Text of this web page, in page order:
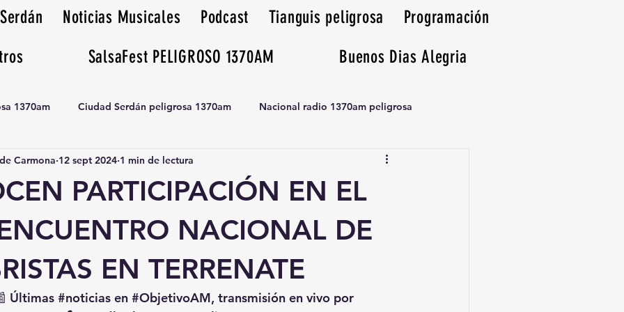
Noticias Musicales Podcast Tianguis peligrosa
Programación
SalsaFest PELIGROSO 1370AM Buenos Dias Alegria
1370am Ciudad Serdán peligrosa 1370am Nacional radio 1370am peligrosa
Tianguis peligrosa 1370am huamantla
PARTICIPACIÓN EN EL
NACIONAL DE
EN TERRENATE
Carmona 12 sept 2024 1 min de lectura
Últimas #noticias en #ObjetivoAM, transmisión en vivo por